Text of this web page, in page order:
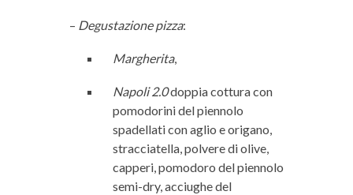
– Degustazione pizza:
Margherita,
Napoli 2.0doppia cottura con
pomodorini del piennolo
spadellati con aglio e origano,
stracciatella, polvere di olive,
capperi, pomodoro del piennolo
semi-dry, acciughe del